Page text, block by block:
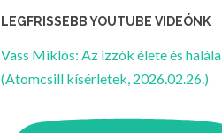
LEGFRISSEBB YOUTUBE VIDEÓNK
Vass Miklós: Az izzók élete és halála
(Atomcsill kísérletek, 2026.02.26.)